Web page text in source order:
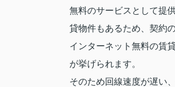
無料のサービスとして提
貸物件もあるため、契約
インターネット無料の賃
が挙げられます。
そのため回線速度が遅い